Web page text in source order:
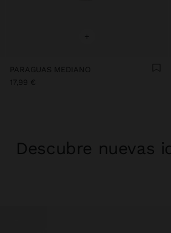
+
PARAGUAS MEDIANO
17,99 €
Descubre nuevas